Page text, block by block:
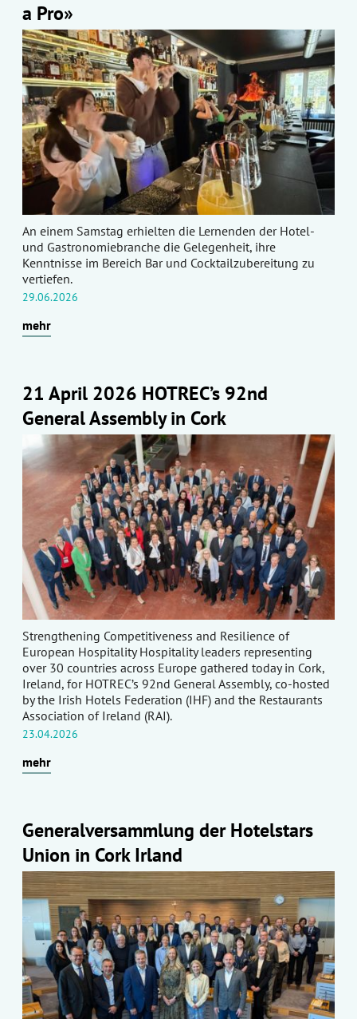
a Pro»
An einem Samstag erhielten die Lernenden der Hotel-
und Gastronomiebranche die Gelegenheit, ihre
Kenntnisse im Bereich Bar und Cocktailzubereitung zu
vertiefen.
29.06.2026
mehr
21 April 2026 HOTREC’s 92nd
General Assembly in Cork
Strengthening Competitiveness and Resilience of
European Hospitality Hospitality leaders representing
over 30 countries across Europe gathered today in Cork,
Ireland, for HOTREC’s 92nd General Assembly, co-hosted
by the Irish Hotels Federation (IHF) and the Restaurants
Association of Ireland (RAI).
23.04.2026
mehr
Generalversammlung der Hotelstars
Union in Cork Irland